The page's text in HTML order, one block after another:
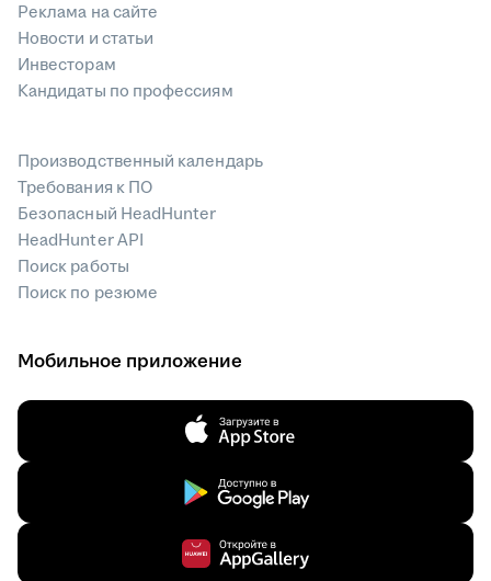
Реклама на сайте
Новости и статьи
Инвесторам
Кандидаты по профессиям
Производственный календарь
Требования к ПО
Безопасный HeadHunter
HeadHunter API
Поиск работы
Поиск по резюме
Мобильное приложение